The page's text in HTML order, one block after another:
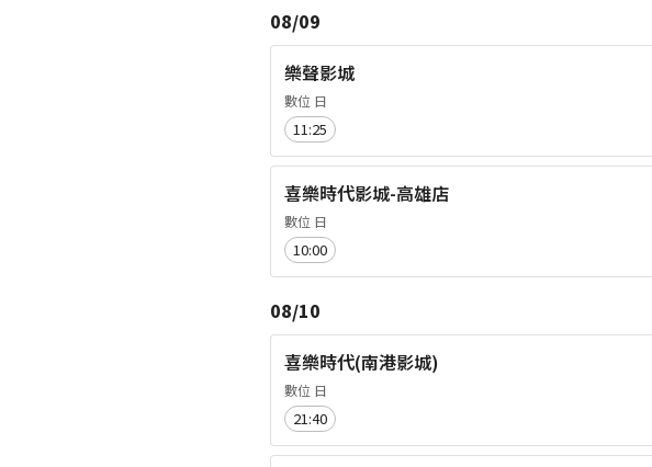
08/09
樂聲影城
數位 日
11:25
喜樂時代影城-高雄店
數位 日
10:00
08/10
喜樂時代(南港影城)
數位 日
21:40